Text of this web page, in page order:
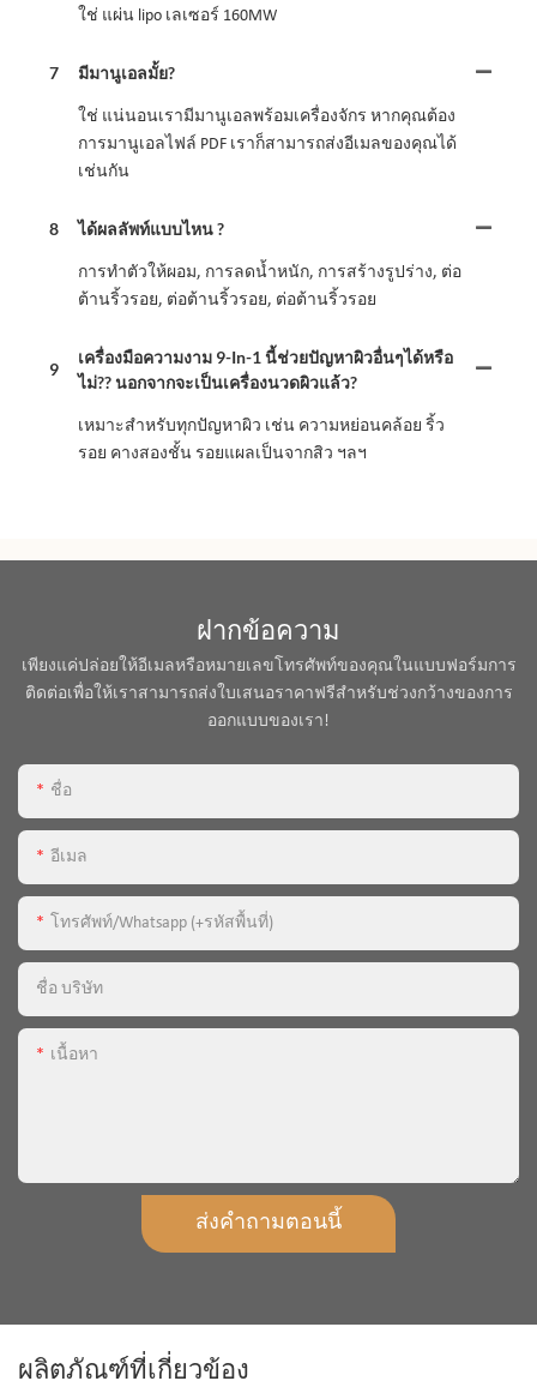
ใช่ แผ่น lipo เลเซอร์ 160MW
7 มีมานูเอลมั้ย?
ใช่ แน่นอนเรามีมานูเอลพร้อมเครื่องจักร หากคุณต้อง
การมานูเอลไฟล์ PDF เราก็สามารถส่งอีเมลของคุณได้
เช่นกัน
8 ได้ผลลัพท์แบบไหน ?
การทำตัวให้ผอม, การลดน้ำหนัก, การสร้างรูปร่าง, ต่อ
ต้านริ้วรอย, ต่อต้านริ้วรอย, ต่อต้านริ้วรอย
9
เครื่องมือความงาม 9-In-1 นี้ช่วยปัญหาผิวอื่นๆได้หรือ
ไม่?? นอกจากจะเป็นเครื่องนวดผิวแล้ว?
เหมาะสำหรับทุกปัญหาผิว เช่น ความหย่อนคล้อย ริ้ว
รอย คางสองชั้น รอยแผลเป็นจากสิว ฯลฯ
ฝากข้อความ
เพียงแค่ปล่อยให้อีเมลหรือหมายเลขโทรศัพท์ของคุณในแบบฟอร์มการ
ติดต่อเพื่อให้เราสามารถส่งใบเสนอราคาฟรีสำหรับช่วงกว้างของการ
ออกแบบของเรา!
ชื่อ
อีเมล
โทรศัพท์/whatsapp (+รหัสพื้นที่)
ชื่อ บริษัท
เนื้อหา
ส่งคำถามตอนนี้
ผลิตภัณฑ์ที่เกี่ยวข้อง